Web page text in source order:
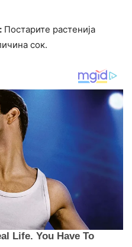
Постарите растенија
сок.